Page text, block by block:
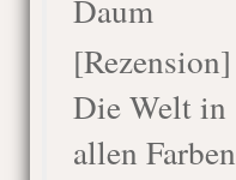
Daum
[Rezension]
Die Welt in
allen Farben